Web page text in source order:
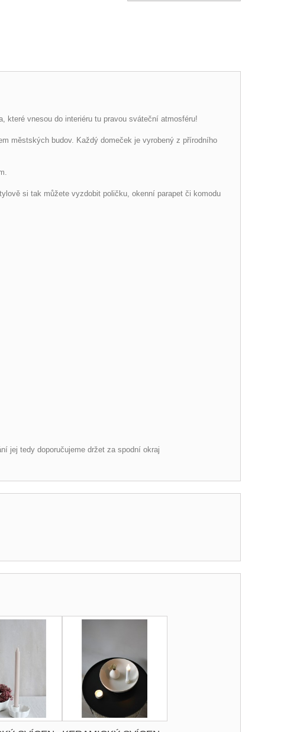
které vnesou do interiéru tu pravou sváteční atmosféru!
městských budov. Každý domeček je vyrobený z přírodního
si tak můžete vyzdobit poličku, okenní parapet či komodu
jej tedy doporučujeme držet za spodní okraj